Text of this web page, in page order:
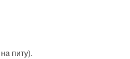
питу).